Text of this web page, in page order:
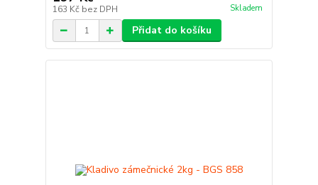
163 Kč bez DPH Skladem
Přidat do košíku